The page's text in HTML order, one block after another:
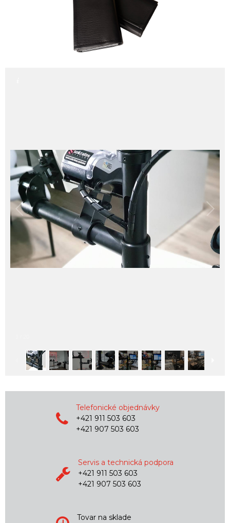
Telefonické objednávky
+421 911 503 603
+421 907 503 603
Servis a technická podpora
+421 911 503 603
+421 907 503 603
Tovar na sklade